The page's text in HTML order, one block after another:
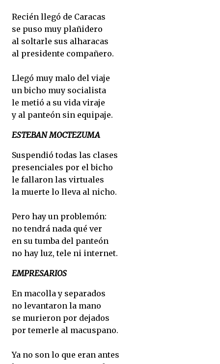
Recién llegó de Caracas
se puso muy plañidero
al soltarle sus alharacas
al presidente compañero.
Llegó muy malo del viaje
un bicho muy socialista
le metió a su vida viraje
y al panteón sin equipaje.
ESTEBAN MOCTEZUMA
Suspendió todas las clases
presenciales por el bicho
le fallaron las virtuales
la muerte lo lleva al nicho.
Pero hay un problemón:
no tendrá nada qué ver
en su tumba del panteón
no hay luz, tele ni internet.
EMPRESARIOS
En macolla y separados
no levantaron la mano
se murieron por dejados
por temerle al macuspano.
Ya no son lo que eran antes